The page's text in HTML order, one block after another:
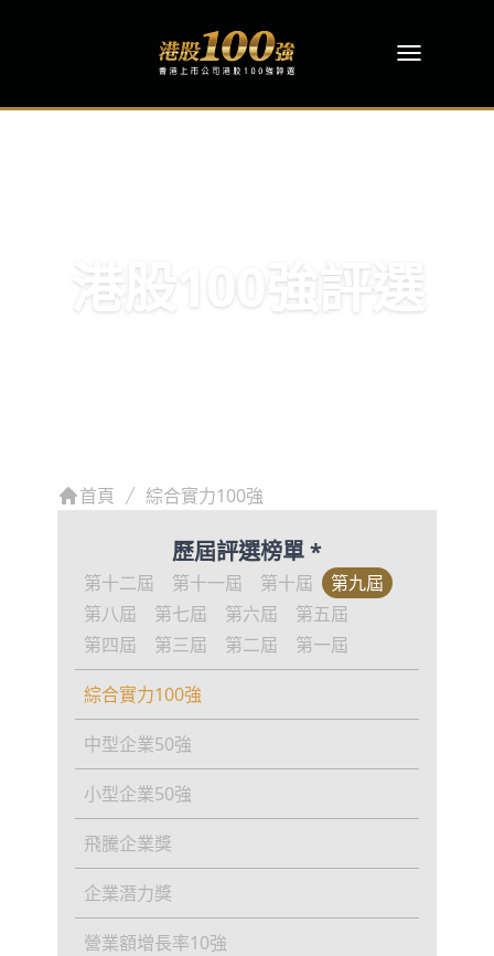
港股100強評選
首頁 綜合實力100強
歷屆評選榜單 *
第十二屆 第十一屆 第十屆
第九屆
第八屆
第七屆 第六屆
第五屆
第四屆
第三屆 第二屆 第一屆
綜合實力100強
中型企業50強
小型企業50強
飛騰企業獎
企業潛力獎
營業額增長率10強